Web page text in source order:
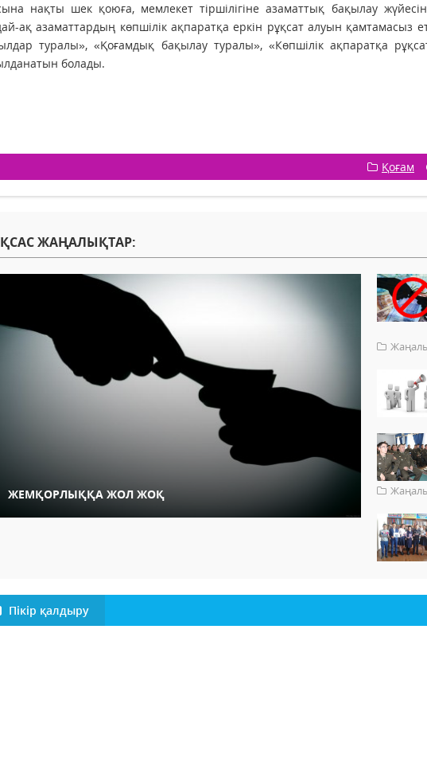
нақты шек қоюға, мемлекет тіршілігіне азаматтық бақылау
ақ азаматтардың көпшілік ақпаратқа еркін рұқсат алуын қамтамасыз
туралы», «Қоғамдық бақылау туралы», «Көпшілік ақпаратқа
болады.
Қоғам
ЖАҢАЛЫҚТАР:
ЖЕМҚОРЛЫҚҚА ЖОЛ ЖОҚ
Пікір қалдыру